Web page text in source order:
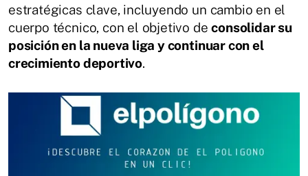
estratégicas clave, incluyendo un cambio en el
cuerpo técnico, con el objetivo deconsolidar su
posición en la nueva liga y continuar con el
crecimiento deportivo.